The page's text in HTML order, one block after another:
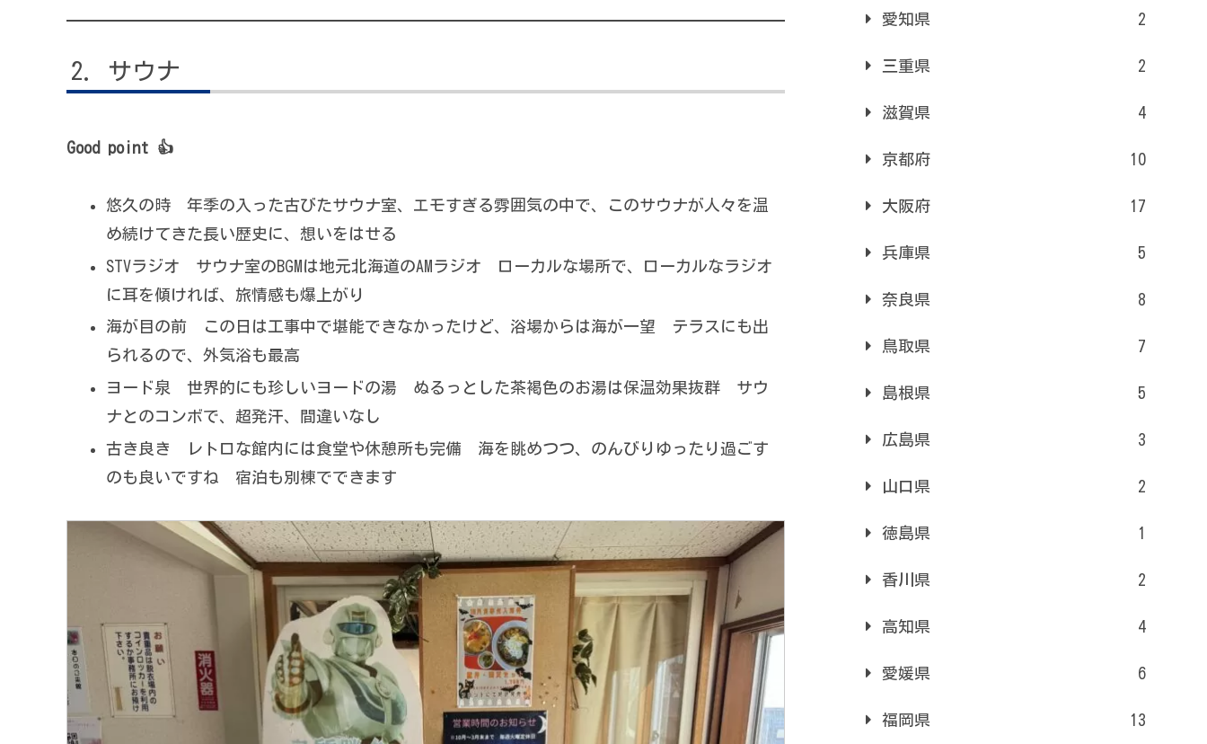
サウナ
Good point 👍
悠久の時 年季の入った古びたサウナ室、エモすぎる雰囲気の中で、このサウナが人々を温
め続けてきた長い歴史に、想いをはせる
STVラジオ サウナ室のBGMは地元北海道のAMラジオ ローカルな場所で、ローカルなラジオ
に耳を傾ければ、旅情感も爆上がり
海が目の前 この日は工事中で堪能できなかったけど、浴場からは海が一望 テラスにも出
られるので、外気浴も最高
ヨード泉 世界的にも珍しいヨードの湯 ぬるっとした茶褐色のお湯は保温効果抜群 サウ
ナとのコンボで、超発汗、間違いなし
古き良き レトロな館内には食堂や休憩所も完備 海を眺めつつ、のんびりゆったり過ごす
のも良いですね 宿泊も別棟でできます
愛知県 2
三重県 2
滋賀県 4
京都府 10
大阪府 17
兵庫県 5
奈良県 8
鳥取県 7
島根県 5
広島県 3
山口県 2
徳島県 1
香川県 2
高知県 4
愛媛県 6
福岡県 13